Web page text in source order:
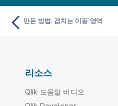
만든 방법: 겹치는 이동 영역
리소스
Qlik 도움말 비디오